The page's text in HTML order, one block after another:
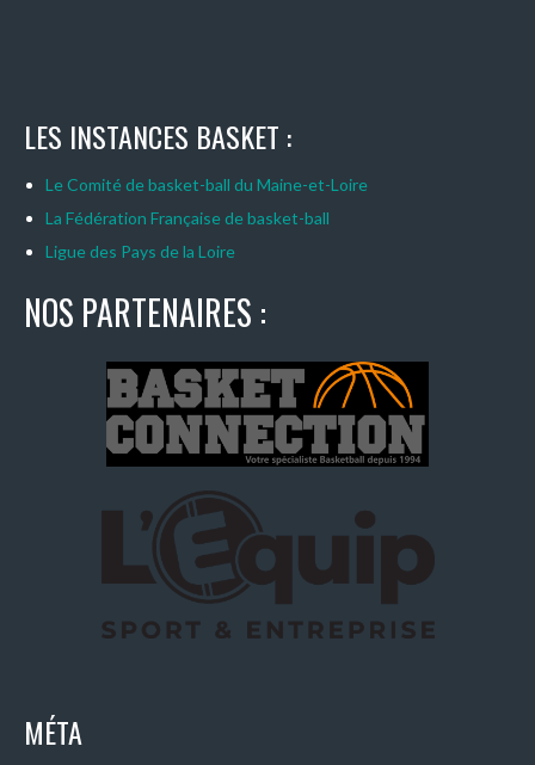
LES INSTANCES BASKET :
Le Comité de basket-ball du Maine-et-Loire
La Fédération Française de basket-ball
Ligue des Pays de la Loire
NOS PARTENAIRES :
MÉTA